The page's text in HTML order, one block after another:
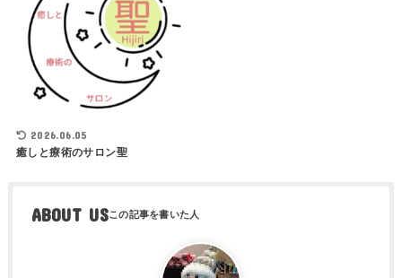
2026.06.05
癒しと療術のサロン聖
ABOUT US